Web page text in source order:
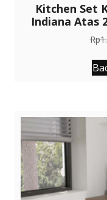
Kitchen Set
Indiana Atas
Rp